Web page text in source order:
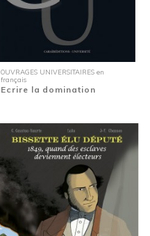
OUVRAGES UNIVERSITAIRES en
français
Ecrire la domination